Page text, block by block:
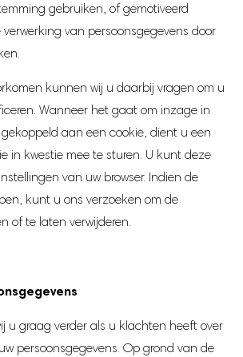
gebruiken, of gemotiveerd
van persoonsgegevens door
kunnen wij u daarbij vragen om u
Wanneer het gaat om inzage in
aan een cookie, dient u een
in kwestie mee te sturen. U kunt deze
van uw browser. Indien de
kunt u ons verzoeken om de
of te laten verwijderen.
u graag verder als u klachten heeft over
persoonsgegevens. Op grond van de